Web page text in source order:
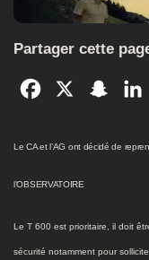
Partager cette
Facebook
Le CA et l’AG ont décidé de
l’OBSERVATOIRE
Le T 600 est prioritaire, il doit
sécurité notamment pour